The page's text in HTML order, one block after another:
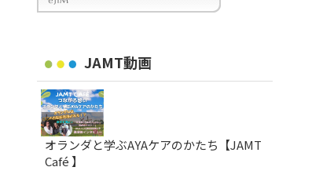
JAMT動画
オランダと学ぶAYAケアのかたち【JAMT
Café 】